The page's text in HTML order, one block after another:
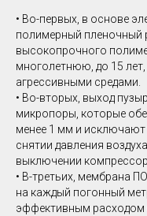
• Во-первых, в основе
полимерный пленочный
высокопрочного
многолетнюю, до 15 лет,
агрессивными средами.
• Во-вторых, выход
микропоры, которые
менее 1 мм и
снятии давления
выключении
• В-третьих, мембрана
на каждый погонный
эффективным расходом